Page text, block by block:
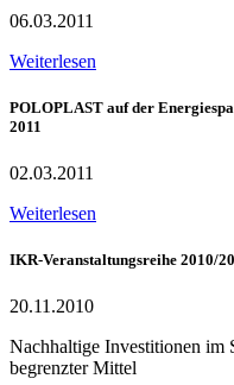
06.03.2011
Weiterlesen
POLOPLAST auf der
2011
02.03.2011
Weiterlesen
IKR-Veranstaltungsreihe 2010/
20.11.2010
Nachhaltige Investitionen im
begrenzter Mittel